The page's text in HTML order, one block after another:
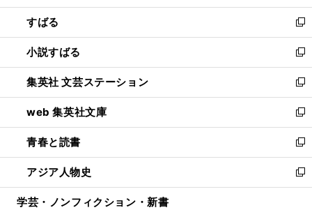
開
く
ウ
で
開
く
ン
ド
ウ
で
開
く
すばる
新
し
い
ウ
ィ
ン
ド
ウ
で
開
く
小説すばる
新
し
い
ウ
ィ
ン
ド
ウ
で
開
集英社 文芸ステーション
新
し
い
ウ
ィ
ン
ド
ウ
web 集英社文庫
新
し
い
ウ
ィ
ン
青春と読書
新
し
い
ウ
アジア人物史
新
し
学芸・ノンフィクション・新書